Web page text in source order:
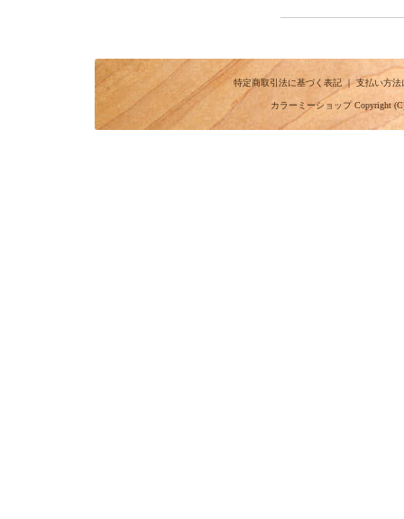
特定商取引法に基づく表記｜支払い方法
カラーミーショップCopyright